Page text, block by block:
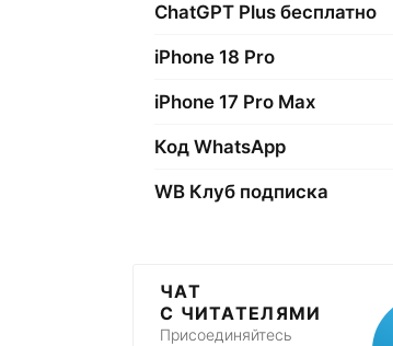
ChatGPT Plus бесплатно
iPhone 18 Pro
iPhone 17 Pro Max
Код WhatsApp
WB Клуб подписка
ЧАТ
С ЧИТАТЕЛЯМИ
Присоединяйтесь